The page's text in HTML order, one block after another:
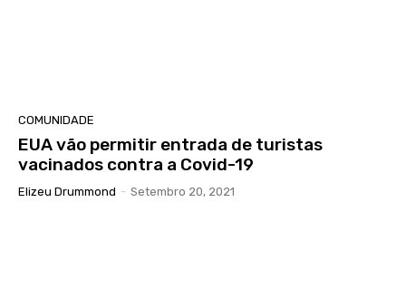
COMUNIDADE
EUA vão permitir entrada de turistas
vacinados contra a Covid-19
Elizeu Drummond - Setembro 20, 2021